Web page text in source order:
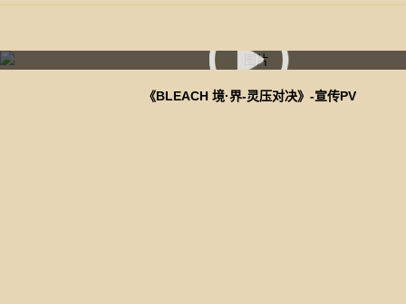
《BLEACH 境·界-灵压对决》-宣传PV